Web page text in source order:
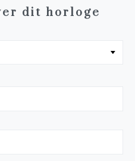
dit horloge